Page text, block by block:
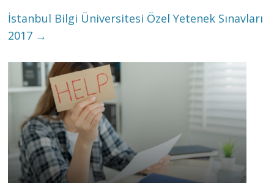
İstanbul Bilgi Üniversitesi Özel Yetenek Sınavları
2017 →